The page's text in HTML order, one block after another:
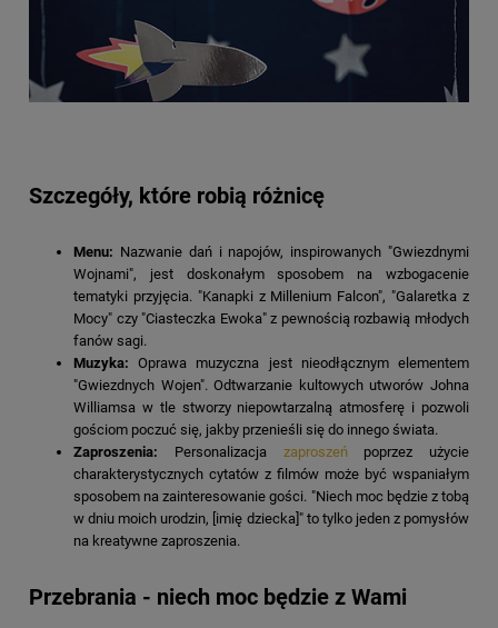
Szczegóły, które robią różnicę
Menu: Nazwanie dań i napojów, inspirowanych "Gwiezdnymi
Wojnami", jest doskonałym sposobem na wzbogacenie
tematyki przyjęcia. "Kanapki z Millenium Falcon", "Galaretka z
Mocy" czy "Ciasteczka Ewoka" z pewnością rozbawią młodych
fanów sagi.
Muzyka:Oprawa muzyczna jest nieodłącznym elementem
"Gwiezdnych Wojen". Odtwarzanie kultowych utworów Johna
Williamsa w tle stworzy niepowtarzalną atmosferę i pozwoli
gościom poczuć się, jakby przenieśli się do innego świata.
Zaproszenia: Personalizacja zaproszeńpoprzez użycie
charakterystycznych cytatów z filmów może być wspaniałym
sposobem na zainteresowanie gości. "Niech moc będzie z tobą
w dniu moich urodzin, [imię dziecka]" to tylko jeden z pomysłów
na kreatywne zaproszenia.
Przebrania - niech moc będzie z Wami